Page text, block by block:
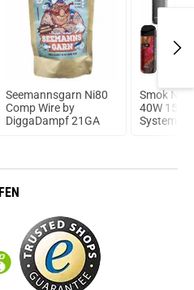
Seemannsgarn Ni80
Comp Wire by
DiggaDampf 21GA
Smok
40W
System Kit